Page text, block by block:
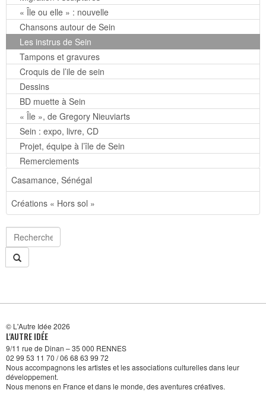
« Île ou elle » : nouvelle
Chansons autour de Sein
Les instrus de Sein
Tampons et gravures
Croquis de l’ile de sein
Dessins
BD muette à Sein
« Île », de Gregory Nieuviarts
Sein : expo, livre, CD
Projet, équipe à l’île de Sein
Remerciements
Casamance, Sénégal
Créations « Hors sol »
© L'Autre Idée 2026
L'AUTRE IDÉE
9/11 rue de Dinan – 35 000 RENNES
02 99 53 11 70 / 06 68 63 99 72
Nous accompagnons les artistes et les associations culturelles dans leur
développement.
Nous menons en France et dans le monde, des aventures créatives.